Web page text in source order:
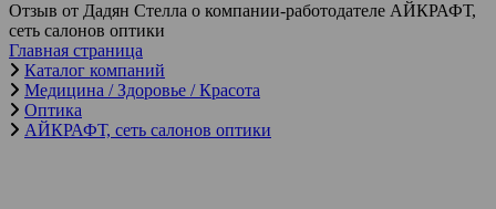
Отзыв от Дадян Стелла о компании-работодателе АЙКРАФТ,
сеть салонов оптики
Главная страница
Каталог компаний
Медицина / Здоровье / Красота
Оптика
АЙКРАФТ, сеть салонов оптики